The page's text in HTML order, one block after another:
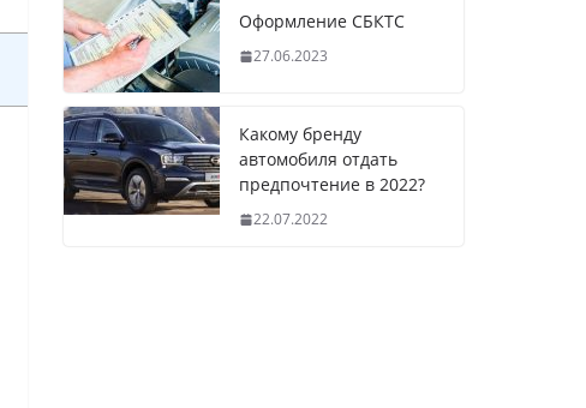
Оформление СБКТС
27.06.2023
Какому бренду
автомобиля отдать
предпочтение в 2022?
22.07.2022